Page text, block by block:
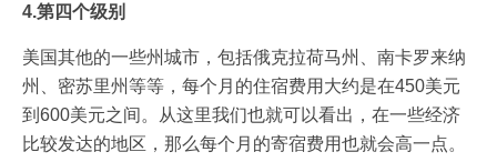
4.第四个级别
美国其他的一些州城市，包括俄克拉荷马州、南卡罗来纳
州、密苏里州等等，每个月的住宿费用大约是在450美元
到600美元之间。从这里我们也就可以看出，在一些经济
比较发达的地区，那么每个月的寄宿费用也就会高一点。